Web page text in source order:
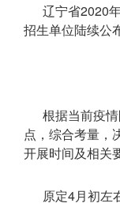
辽宁省2020
招生单位陆续公
根据当前疫
点，综合考量，
开展时间及相关
原定4月初左